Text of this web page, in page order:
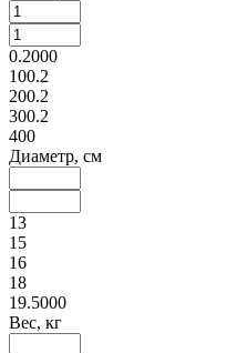
0.2000
100.2
200.2
300.2
400
Диаметр, см
13
15
16
18
19.5000
Вес, кг